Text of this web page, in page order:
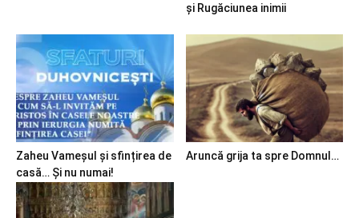
și Rugăciunea inimii
Zaheu Vameșul și sfințirea de
casă… Și nu numai!
Aruncă grija ta spre Domnul…